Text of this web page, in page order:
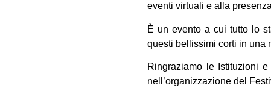
eventi virtuali e alla
È un evento a cui tutto lo
questi bellissimi corti in una
Ringraziamo le Istituzioni
nell’organizzazione del